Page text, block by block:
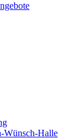
Wünsch-Halle